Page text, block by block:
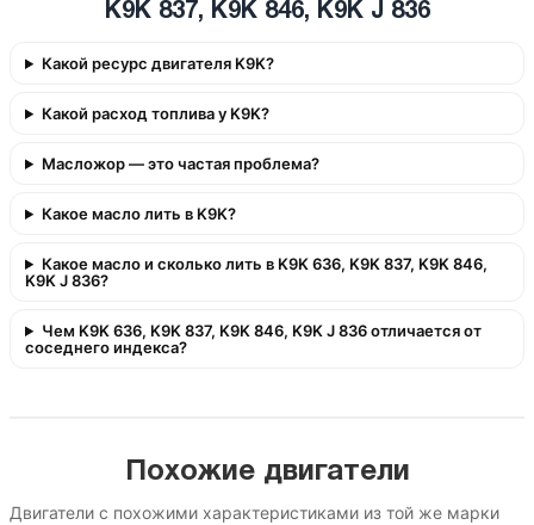
K9K 837, K9K 846, K9K J 836
Какой ресурс двигателя K9K?
Какой расход топлива у K9K?
Масложор — это частая проблема?
Какое масло лить в K9K?
Какое масло и сколько лить в K9K 636, K9K 837, K9K 846,
K9K J 836?
Чем K9K 636, K9K 837, K9K 846, K9K J 836 отличается от
соседнего индекса?
Похожие двигатели
Двигатели с похожими характеристиками из той же марки